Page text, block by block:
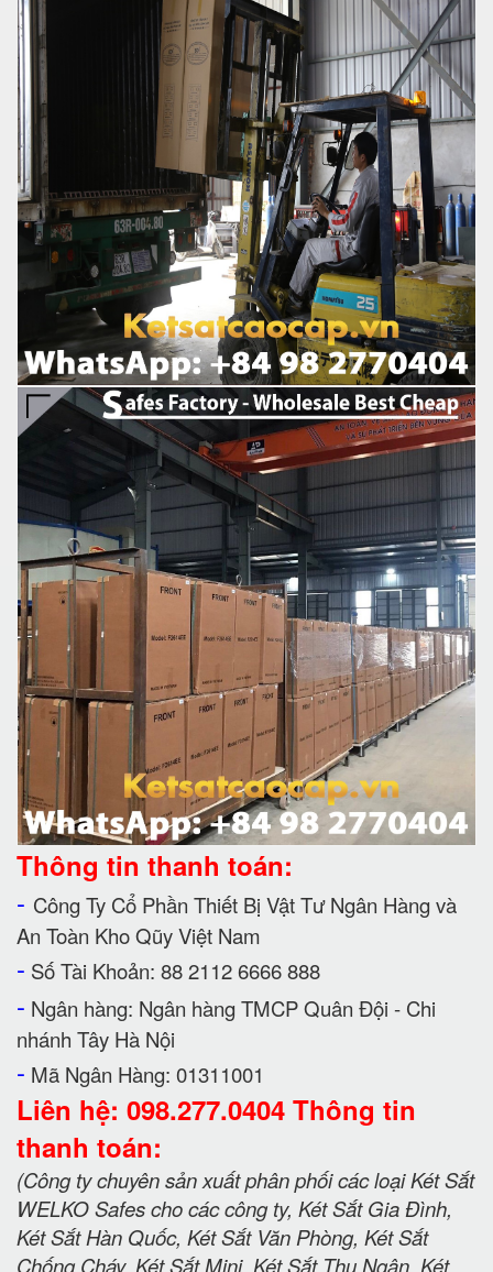
Thông tin thanh toán:
- Công Ty Cổ Phần Thiết Bị Vật Tư Ngân Hàng và
An Toàn Kho Qũy Việt Nam
- Số Tài Khoản: 88 2112 6666 888
- Ngân hàng: Ngân hàng TMCP Quân Đội - Chi
nhánh Tây Hà Nội
- Mã Ngân Hàng: 01311001
Liên hệ: 098.277.0404 Thông tin
thanh toán:
(Công ty chuyên sản xuất phân phối các loại Két Sắt
WELKO Safes cho các công ty, Két Sắt Gia Đình,
Két Sắt Hàn Quốc, Két Sắt Văn Phòng, Két Sắt
Chống Cháy, Két Sắt Mini, Két Sắt Thu Ngân, Két